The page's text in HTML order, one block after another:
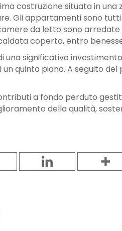
costruzione situata in
Gli appartamenti sono
da letto sono
coperta, entro
una significativo
quinto piano. A seguito
a fondo perduto
della qualità,